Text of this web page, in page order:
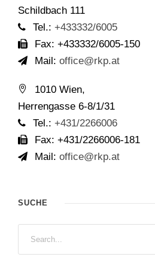
Schildbach 111
Tel.: +433332/6005
Fax: +433332/6005-150
Mail: office@rkp.at
1010 Wien,
Herrengasse 6-8/1/31
Tel.: +431/2266006
Fax: +431/2266006-181
Mail: office@rkp.at
SUCHE